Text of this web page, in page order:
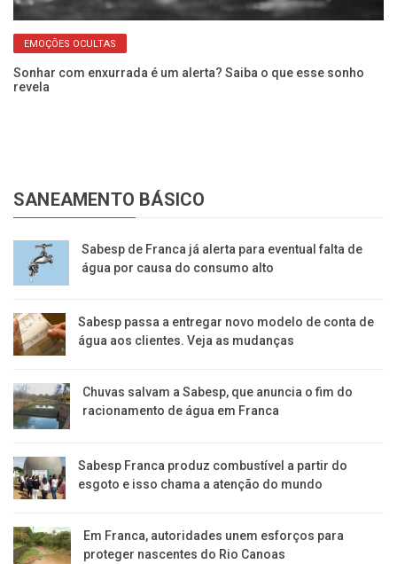
EMOÇÕES OCULTAS
Sonhar com enxurrada é um alerta? Saiba o que esse sonho
revela
SANEAMENTO BÁSICO
Sabesp de Franca já alerta para eventual falta de
água por causa do consumo alto
Sabesp passa a entregar novo modelo de conta de
água aos clientes. Veja as mudanças
Chuvas salvam a Sabesp, que anuncia o fim do
racionamento de água em Franca
Sabesp Franca produz combustível a partir do
esgoto e isso chama a atenção do mundo
Em Franca, autoridades unem esforços para
proteger nascentes do Rio Canoas